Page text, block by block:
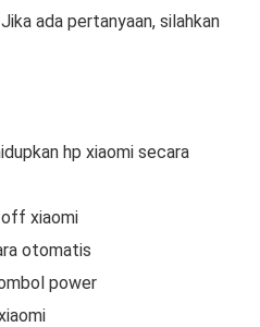
ada pertanyaan, silahkan
hp xiaomi secara
off xiaomi
otomatis
power